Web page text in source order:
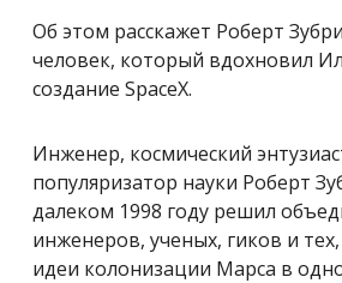
Об этом расскажет Роберт
человек, который вдохновил
создание SpaceX.
Инженер, космический
популяризатор науки Роберт
далеком 1998 году решил
инженеров, ученых, гиков и
идеи колонизации Марса в